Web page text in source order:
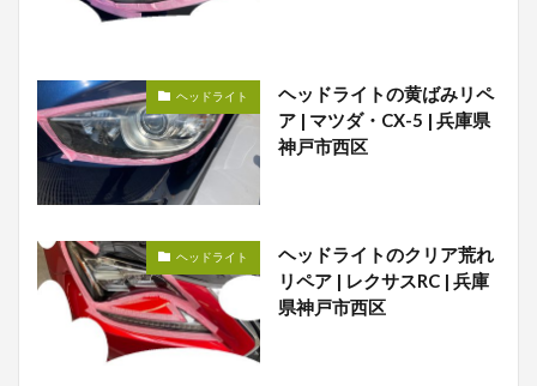
ヘッドライト
ヘッドライトの黄ばみリペ
ア | マツダ・CX-5 | 兵庫県
神戸市西区
ヘッドライト
ヘッドライトのクリア荒れ
リペア | レクサスRC | 兵庫
県神戸市西区